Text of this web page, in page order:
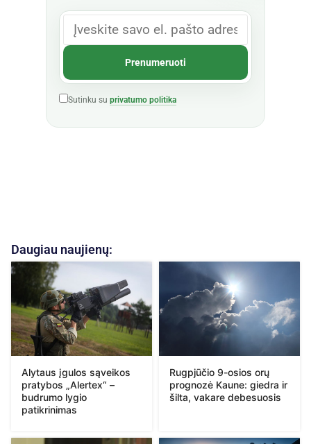
Sutinku su privatumo politika
Daugiau naujienų:
Alytaus įgulos sąveikos
pratybos „Alertex“ –
budrumo lygio
patikrinimas
Rugpjūčio 9-osios orų
prognozė Kaune: giedra ir
šilta, vakare debesuosis